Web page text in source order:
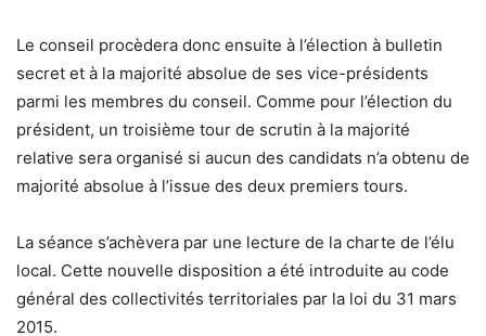
Le conseil procèdera donc ensuite à l’élection à bulletin
secret et à la majorité absolue de ses vice-présidents
parmi les membres du conseil. Comme pour l’élection du
président, un troisième tour de scrutin à la majorité
relative sera organisé si aucun des candidats n’a obtenu de
majorité absolue à l’issue des deux premiers tours.
La séance s’achèvera par une lecture de la charte de l’élu
local. Cette nouvelle disposition a été introduite au code
général des collectivités territoriales par la loi du 31 mars
2015.